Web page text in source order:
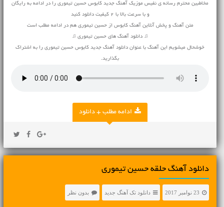
مخاطبین محترم رسانه ی نفیس موزیک آهنگ جدید کابوس حسین تیموری را در ادامه به رایگان
و با سرعت بالا با 2 کیفیت دانلود کنید
متن آهنگ و پخش آنلاین آهنگ کابوس از حسین تیموری هم در ادامه مطلب است
♫ دانلود آهنگ های حسین تیموری ♫
خوشحال میشویم این آهنگ با عنوان دانلود آهنگ جدید کابوس حسین تیموری را به اشتراک
بگذارید.
ادامه مطلب + دانلود
دانلود آهنگ حلقه حسین تیموری
23 نوامبر 2017 دانلود تک آهنگ جدید بدون نظر